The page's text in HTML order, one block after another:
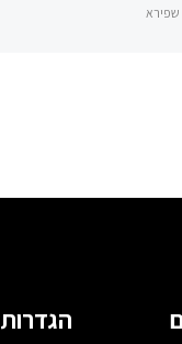
שפירא
הגדרות